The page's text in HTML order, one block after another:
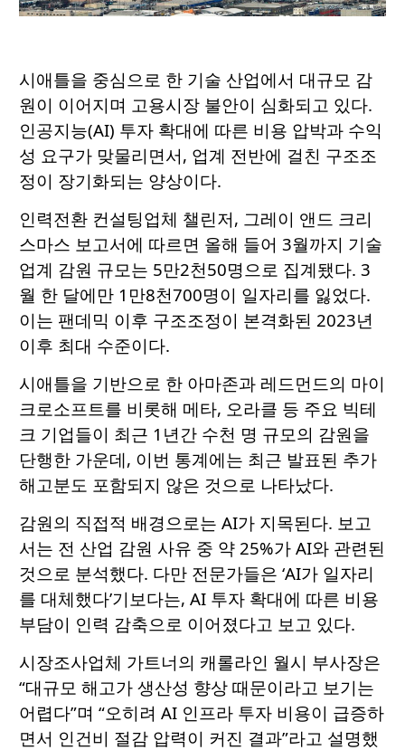
시애틀을 중심으로 한 기술 산업에서 대규모 감
원이 이어지며 고용시장 불안이 심화되고 있다.
인공지능(AI) 투자 확대에 따른 비용 압박과 수익
성 요구가 맞물리면서, 업계 전반에 걸친 구조조
정이 장기화되는 양상이다.
인력전환 컨설팅업체 챌린저, 그레이 앤드 크리
스마스 보고서에 따르면 올해 들어 3월까지 기술
업계 감원 규모는 5만2천50명으로 집계됐다. 3
월 한 달에만 1만8천700명이 일자리를 잃었다.
이는 팬데믹 이후 구조조정이 본격화된 2023년
이후 최대 수준이다.
시애틀을 기반으로 한 아마존과 레드먼드의 마이
크로소프트를 비롯해 메타, 오라클 등 주요 빅테
크 기업들이 최근 1년간 수천 명 규모의 감원을
단행한 가운데, 이번 통계에는 최근 발표된 추가
해고분도 포함되지 않은 것으로 나타났다.
감원의 직접적 배경으로는 AI가 지목된다. 보고
서는 전 산업 감원 사유 중 약 25%가 AI와 관련된
것으로 분석했다. 다만 전문가들은 ‘AI가 일자리
를 대체했다’기보다는, AI 투자 확대에 따른 비용
부담이 인력 감축으로 이어졌다고 보고 있다.
시장조사업체 가트너의 캐롤라인 월시 부사장은
“대규모 해고가 생산성 향상 때문이라고 보기는
어렵다”며 “오히려 AI 인프라 투자 비용이 급증하
면서 인건비 절감 압력이 커진 결과”라고 설명했